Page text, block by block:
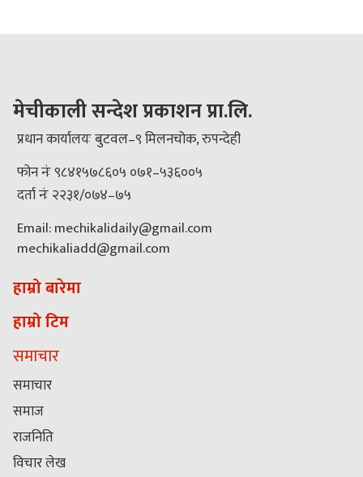
मेचीकाली सन्देश प्रकाशन प्रा.लि.
प्रधान कार्यालयः बुटवल–९ मिलनचोक, रुपन्देही
फोन नंः ९८४१५७८६०५ ०७१–५३६००५
दर्ता नंः २२३१/०७४–७५
Email: mechikalidaily@gmail.com
mechikaliadd@gmail.com
हाम्रो बारेमा
हाम्रो टिम
समाचार
समाचार
समाज
राजनिति
विचार लेख